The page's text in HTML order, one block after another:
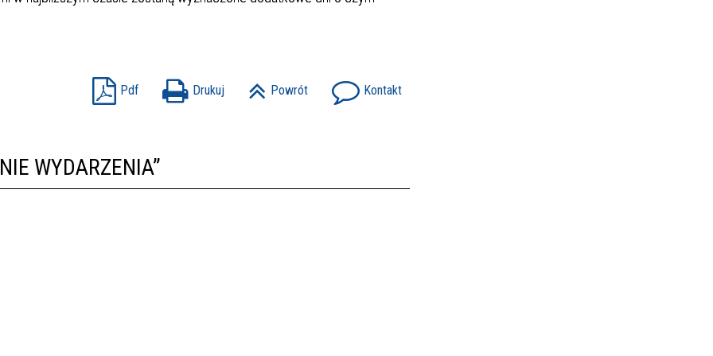
Pdf Drukuj Powrót Kontakt
WYDARZENIA”